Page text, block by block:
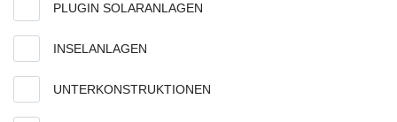
PLUGIN SOLARANLAGEN
INSELANLAGEN
UNTERKONSTRUKTIONEN